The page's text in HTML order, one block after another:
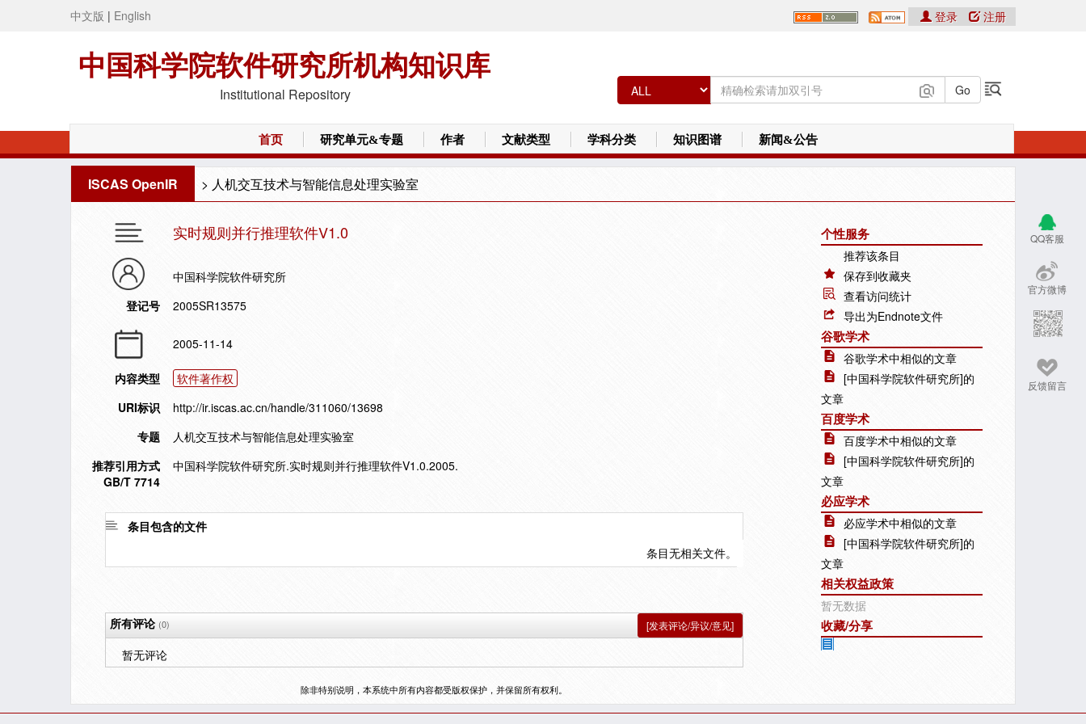
中文版 | English
中国科学院软件研究所机构知识库
Institutional Repository
登录 注册
首页 研究单元&专题 作者 文献类型 学科分类 知识图谱 新闻&公告
ISCAS OpenIR > 人机交互技术与智能信息处理实验室
QQ客服
官方微博
反馈留言
实时规则并行推理软件V1.0
中国科学院软件研究所
登记号
2005SR13575
2005-11-14
内容类型
软件著作权
URI标识
http://ir.iscas.ac.cn/handle/311060/13698
专题
人机交互技术与智能信息处理实验室
推荐引用方式
GB/T 7714
中国科学院软件研究所.实时规则并行推理软件V1.0.2005.
条目包含的文件
条目无相关文件。
个性服务
推荐该条目
保存到收藏夹
查看访问统计
导出为Endnote文件
谷歌学术
谷歌学术中相似的文章
[中国科学院软件研究所]的
文章
百度学术
百度学术中相似的文章
[中国科学院软件研究所]的
文章
必应学术
必应学术中相似的文章
[中国科学院软件研究所]的
文章
相关权益政策
暂无数据
收藏/分享
所有评论(0) [发表评论/异议/意见]
暂无评论
除非特别说明，本系统中所有内容都受版权保护，并保留所有权利。